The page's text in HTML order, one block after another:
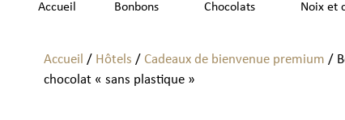
Accueil Bonbons Chocolats Noix et
Accueil / Hôtels / Cadeaux de bienvenue premium /
chocolat « sans plastique »